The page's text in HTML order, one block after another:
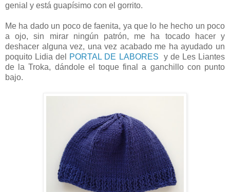
genial y está guapísimo con el gorrito.
Me ha dado un poco de faenita, ya que lo he hecho un poco
a ojo, sin mirar ningún patrón, me ha tocado hacer y
deshacer alguna vez, una vez acabado me ha ayudado un
poquito Lidia del PORTAL DE LABORES y de Les Liantes
de la Troka, dándole el toque final a ganchillo con punto
bajo.